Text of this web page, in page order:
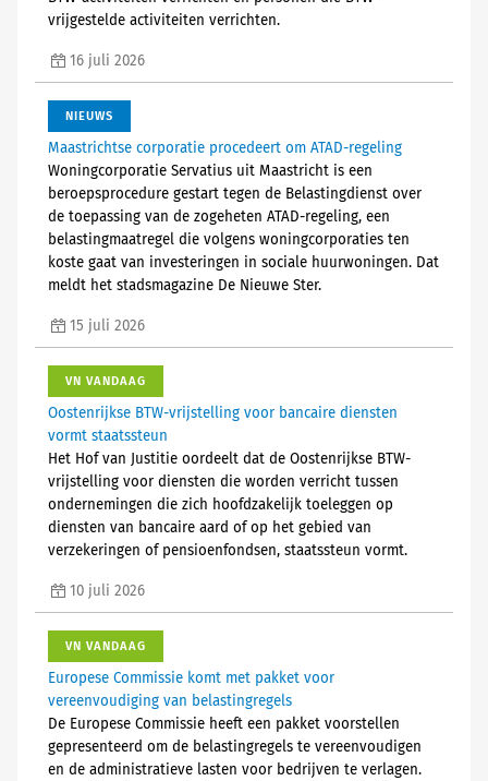
vrijgestelde activiteiten verrichten.
16 juli 2026
NIEUWS
Maastrichtse corporatie procedeert om ATAD-regeling
Woningcorporatie Servatius uit Maastricht is een
beroepsprocedure gestart tegen de Belastingdienst over
de toepassing van de zogeheten ATAD-regeling, een
belastingmaatregel die volgens woningcorporaties ten
koste gaat van investeringen in sociale huurwoningen. Dat
meldt het stadsmagazine De Nieuwe Ster.
15 juli 2026
VN VANDAAG
Oostenrijkse BTW-vrijstelling voor bancaire diensten
vormt staatssteun
Het Hof van Justitie oordeelt dat de Oostenrijkse BTW-
vrijstelling voor diensten die worden verricht tussen
ondernemingen die zich hoofdzakelijk toeleggen op
diensten van bancaire aard of op het gebied van
verzekeringen of pensioenfondsen, staatssteun vormt.
10 juli 2026
VN VANDAAG
Europese Commissie komt met pakket voor
vereenvoudiging van belastingregels
De Europese Commissie heeft een pakket voorstellen
gepresenteerd om de belastingregels te vereenvoudigen
en de administratieve lasten voor bedrijven te verlagen.